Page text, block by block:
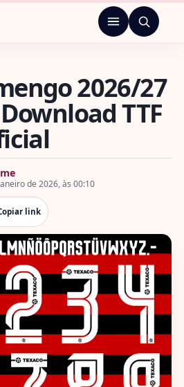
de Time
Menu
2026/27
TTF
de 2026, às 00:10
link